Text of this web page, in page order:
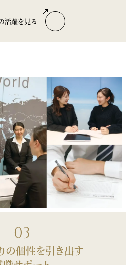
活躍を見る
03
の個性を引き出す